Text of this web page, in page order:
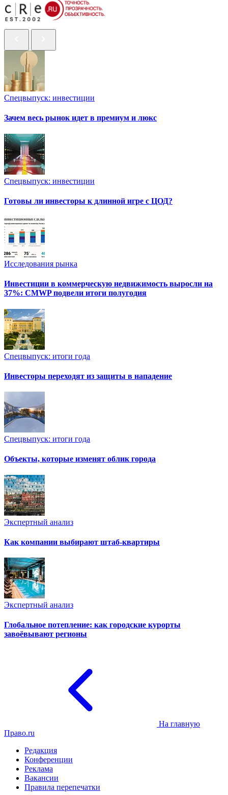
Спецвыпуск: инвестиции
Зачем весь рынок идет в премиум и люкс
Спецвыпуск: инвестиции
Готовы ли инвесторы к длинной игре с ЦОД?
Исследования рынка
Инвестиции в коммерческую недвижимость выросли на
37%: CMWP подвели итоги полугодия
Спецвыпуск: итоги года
Инвесторы переходят из защиты в нападение
Спецвыпуск: итоги года
Объекты, которые изменят облик города
Экспертный анализ
Как компании выбирают штаб-квартиры
Экспертный анализ
Глобальное потепление: как городские курорты
завоёвывают регионы
На главную
Право.ru
Редакция
Конференции
Реклама
Вакансии
Правила перепечатки